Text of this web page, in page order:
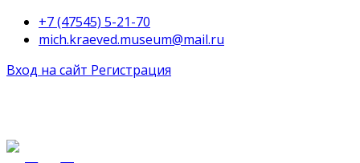
+7 (47545) 5-21-70
mich.kraeved.museum@mail.ru
Вход на сайт Регистрация